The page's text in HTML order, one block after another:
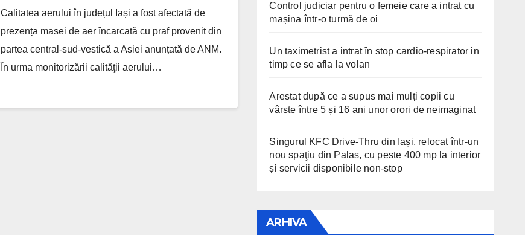
anunțată de ANM
Calitatea aerului în județul Iași a fost afectată de
prezența masei de aer încarcată cu praf provenit din
partea central-sud-vestică a Asiei anunțată de ANM.
În urma monitorizării calităţii aerului…
Control judiciar pentru o femeie care a intrat cu
mașina într-o turmă de oi
Un taximetrist a intrat în stop cardio-respirator in
timp ce se afla la volan
Arestat după ce a supus mai mulți copii cu
vârste între 5 și 16 ani unor orori de neimaginat
Singurul KFC Drive-Thru din Iași, relocat într-un
nou spaţiu din Palas, cu peste 400 mp la interior
și servicii disponibile non-stop
ARHIVA